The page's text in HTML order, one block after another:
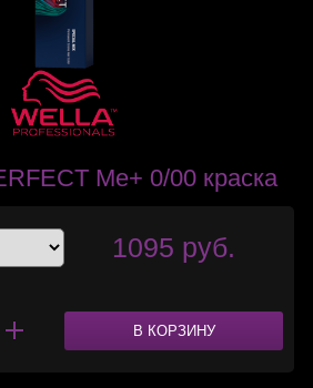
Me+ 0/00 краска
1095 руб.
В КОРЗИНУ